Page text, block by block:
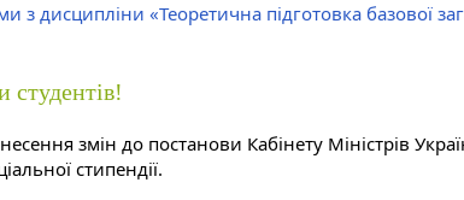
дисципліни «Теоретична підготовка базової
студентів!
змін до постанови Кабінету Міністрів
стипендії.